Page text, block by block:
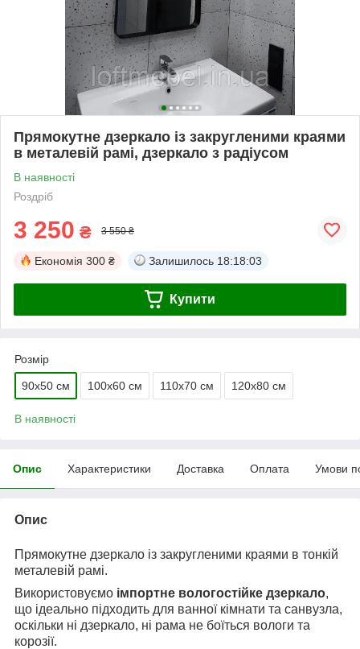
Прямокутне дзеркало із закругленими краями
в металевій рамі, дзеркало з радіусом
В наявності
Роздріб
3 250 ₴ 3 550 ₴
Економія 300 ₴ Залишилось 18:18:03
Купити
Розмір
90х50 см 100х60 см 110х70 см 120х80 см
В наявності
Опис Характеристики Доставка Оплата Умови
Опис
Прямокутне дзеркало із закругленими краями в тонкій
металевій рамі.
Використовуємо імпортне вологостійке дзеркало,
що ідеально підходить для ванної кімнати та санвузла,
оскільки ні дзеркало, ні рама не боїться вологи та
корозії.